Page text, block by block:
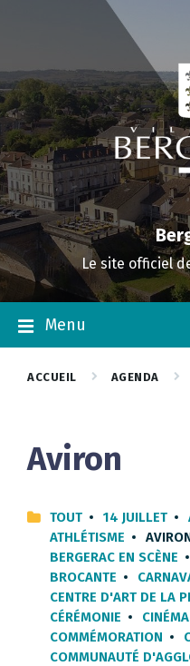
Le site officiel
Menu
ACCUEIL AGENDA
Aviron
TOUT 14 JUILLET
ATHLÉTISME
BERGERAC EN SCÈNE
BROCANTE
CENTRE D'ART DE LA
CÉRÉMONIE
CINÉMA
COMMÉMORATION
COMMUNAUTÉ